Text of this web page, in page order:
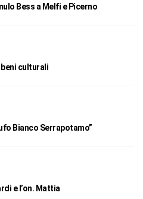
Bess a Melfi e Picerno
culturali
Bianco Serrapotamo”
e l’on. Mattia